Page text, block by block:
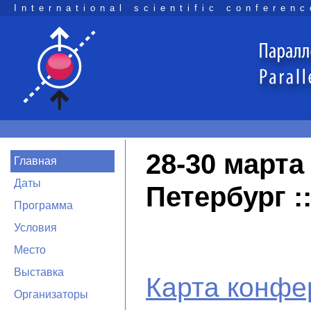
International scientific
Главная
Даты
Программа
Условия
Место
Выставка
Организаторы
28-30
Петербург
Карта